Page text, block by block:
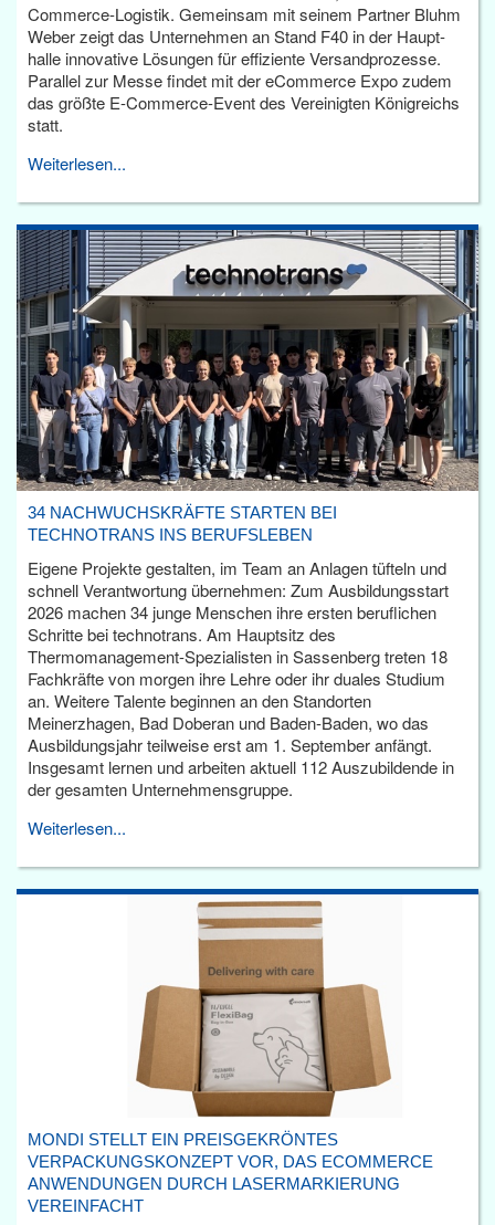
Commerce-Logistik. Gemeinsam mit seinem Partner Bluhm
Weber zeigt das Unternehmen an Stand F40 in der Haupt­
halle innovative Lösungen für effiziente Versandprozesse.
Parallel zur Messe findet mit der eCommerce Expo zudem
das größte E-Commerce-Event des Vereinigten Königreichs
statt.
Weiterlesen...
34 NACHWUCHSKRÄFTE STARTEN BEI
TECHNOTRANS INS BERUFSLEBEN
Eigene Projekte gestalten, im Team an Anlagen tüfteln und
schnell Verantwortung übernehmen: Zum Ausbildungsstart
2026 machen 34 junge Menschen ihre ersten beruflichen
Schritte bei technotrans. Am Hauptsitz des
Thermomanagement-Spezialisten in Sassenberg treten 18
Fachkräfte von morgen ihre Lehre oder ihr duales Studium
an. Weitere Talente beginnen an den Standorten
Meinerzhagen, Bad Doberan und Baden-Baden, wo das
Ausbildungsjahr teilweise erst am 1. September anfängt.
Insgesamt lernen und arbeiten aktuell 112 Auszubildende in
der gesamten Unternehmensgruppe.
Weiterlesen...
MONDI STELLT EIN PREISGEKRÖNTES
VERPACKUNGSKONZEPT VOR, DAS ECOMMERCE
ANWENDUNGEN DURCH LASERMARKIERUNG
VEREINFACHT